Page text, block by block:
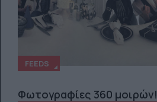
FEEDS
Φωτογραφίες 360 μοιρών!